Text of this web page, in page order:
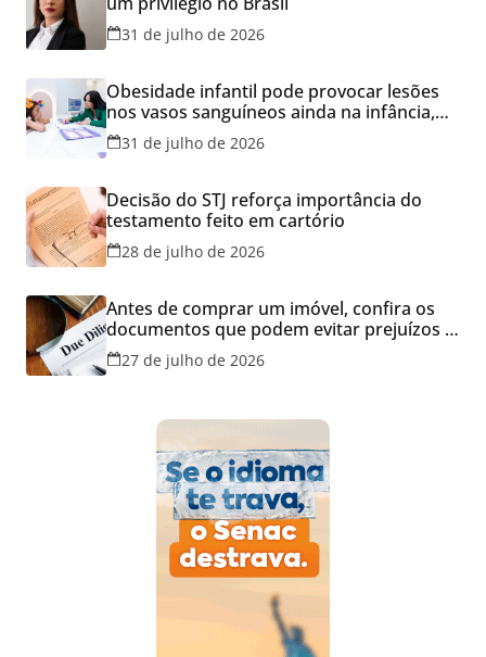
31 de julho de 2026
Obesidade infantil pode provocar lesões
nos vasos sanguíneos ainda na infância,
alerta estudo
31 de julho de 2026
Decisão do STJ reforça importância do
testamento feito em cartório
28 de julho de 2026
Antes de comprar um imóvel, confira os
documentos que podem evitar prejuízos e
disputas na justiça
27 de julho de 2026